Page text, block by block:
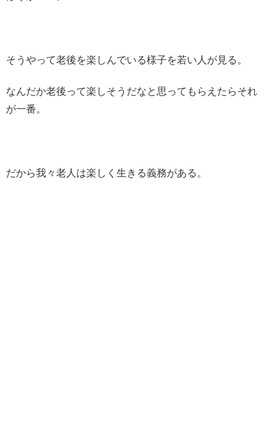
そうやって老後を楽しんでいる様子を若い人が見る。
なんだか老後って楽しそうだなと思ってもらえたらそれ
が一番。
だから我々老人は楽しく生きる義務がある。